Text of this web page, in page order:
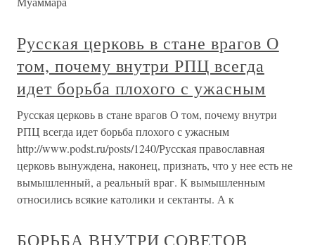
Русская церковь в стане врагов О
том, почему внутри РПЦ всегда
идет борьба плохого с ужасным
Русская церковь в стане врагов О том, почему внутри
РПЦ всегда идет борьба плохого с ужасным
http://www.podst.ru/posts/1240/Русская православная
церковь вынуждена, наконец, признать, что у нее есть не
вымышленный, а реальный враг. К вымышленным
относились всякие католики и сектанты. А к
БОРЬБА ВНУТРИ СОВЕТОВ